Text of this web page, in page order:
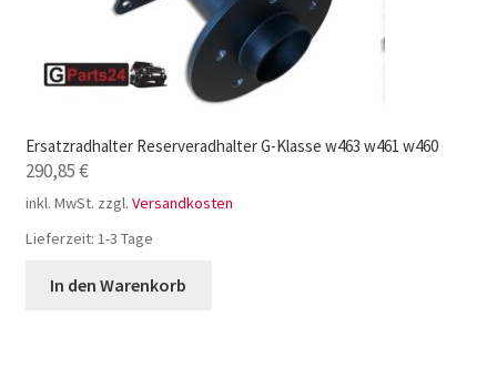
Ersatzradhalter Reserveradhalter G-Klasse w463 w461 w460
290,85€
inkl. MwSt. zzgl. Versandkosten
Lieferzeit: 1-3 Tage
In den Warenkorb